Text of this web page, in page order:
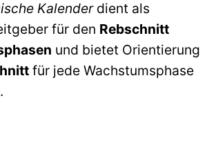
Kalenderdient als
für den Rebschnitt
und bietet Orientierung
für jede Wachstumsphase